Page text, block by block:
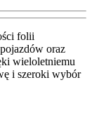
folii
oraz
wieloletniemu
i szeroki wybór